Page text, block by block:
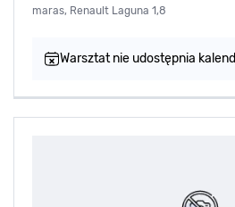
maras, Renault Laguna 1,8
Warsztat nie udostępnia